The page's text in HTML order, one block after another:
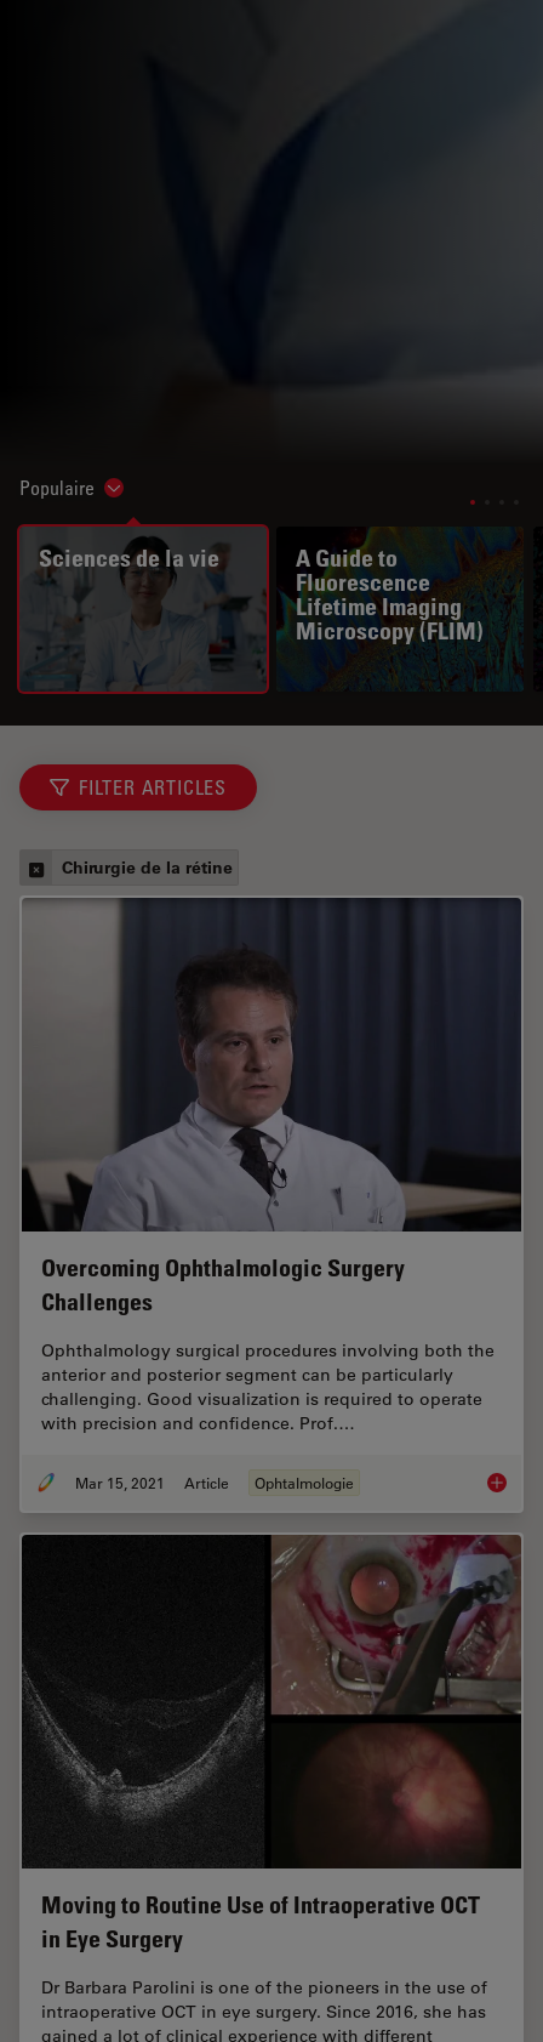
Populaire Show subnavigation
Sciences de la vie
A Guide to
Fluorescence
Lifetime Imaging
Microscopy (FLIM)
FILTER ARTICLES
Chirurgie de la rétine
Overcoming Ophthalmologic Surgery
Challenges
Ophthalmology surgical procedures involving both the
anterior and posterior segment can be particularly
challenging. Good visualization is required to operate
with precision and confidence. Prof.…
Mar 15, 2021 Article Ophtalmologie
Moving to Routine Use of Intraoperative OCT
in Eye Surgery
Dr Barbara Parolini is one of the pioneers in the use of
intraoperative OCT in eye surgery. Since 2016, she has
gained a lot of clinical experience with different